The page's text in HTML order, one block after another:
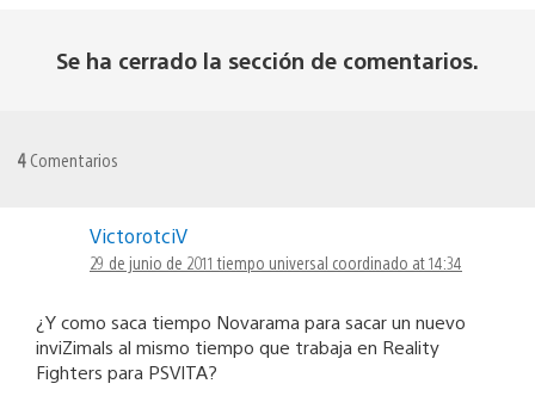
Se ha cerrado la sección de comentarios.
4 Comentarios
VictorotciV
29 de junio de 2011 tiempo universal coordinado at 14:34
¿Y como saca tiempo Novarama para sacar un nuevo
inviZimals al mismo tiempo que trabaja en Reality
Fighters para PSVITA?